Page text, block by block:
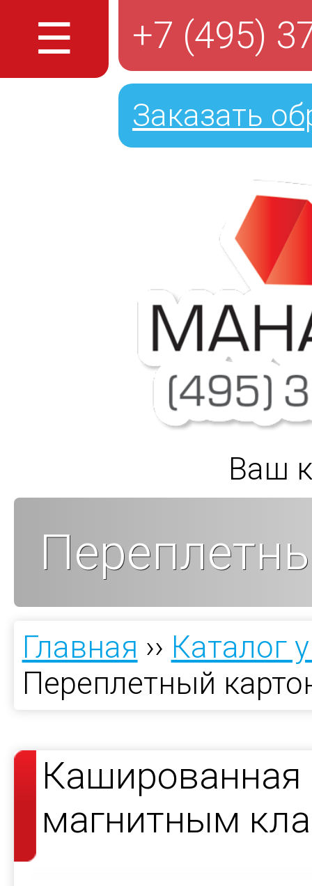
☰ +7 (495)
Заказать
Ваш
Главная ›› Каталог
Переплетный
Кашированная
магнитным